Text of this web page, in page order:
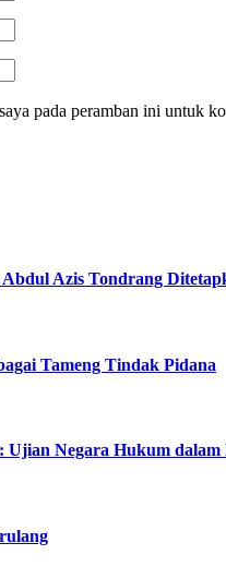
pada peramban ini untuk
Azis Tondrang
Tameng Tindak Pidana
Ujian Negara Hukum